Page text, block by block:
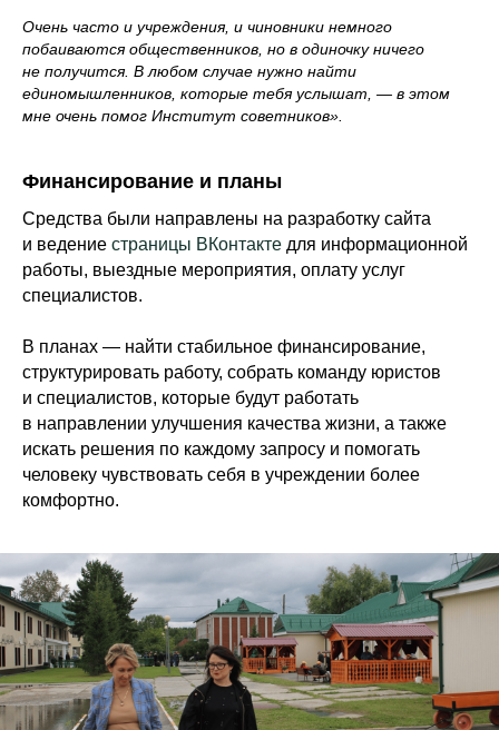
Очень часто и учреждения, и чиновники немного
побаиваются общественников, но в одиночку ничего
не получится. В любом случае нужно найти
единомышленников, которые тебя услышат, — в этом
мне очень помог Институт советников».
Финансирование и планы
Средства были направлены на разработку сайта
и ведение страницы ВКонтакте для информационной
работы, выездные мероприятия, оплату услуг
специалистов.
В планах — найти стабильное финансирование,
структурировать работу, собрать команду юристов
и специалистов, которые будут работать
в направлении улучшения качества жизни, а также
искать решения по каждому запросу и помогать
человеку чувствовать себя в учреждении более
комфортно.